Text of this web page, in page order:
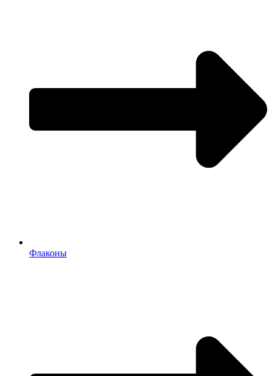
Флаконы